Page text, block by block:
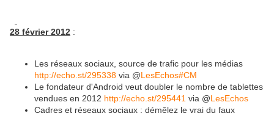
28 février 2012 :
Les réseaux sociaux, source de trafic pour les médias
http://echo.st/295338 via @LesEchos#CM
Le fondateur d'Android veut doubler le nombre de tablettes
vendues en 2012 http://echo.st/295441 via @LesEchos
Cadres et réseaux sociaux : démêlez le vrai du faux